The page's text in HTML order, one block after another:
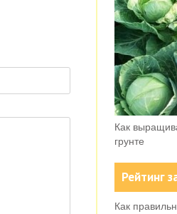
Как
грунте
Рейтинг
Как